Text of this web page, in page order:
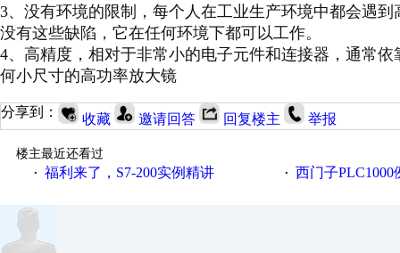
3、没有环境的限制，每个人在工业生产环境中都会遇
没有这些缺陷，它在任何环境下都可以工作。
4、高精度，相对于非常小的电子元件和连接器，通常
何小尺寸的高功率放大镜
分享到： 收藏 邀请回答 回复楼主 举报
楼主最近还看过
· 福利来了，S7-200实例精讲 · 西门子PLC1000